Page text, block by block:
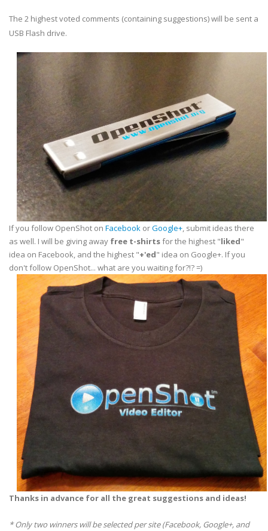
The 2 highest voted comments (containing suggestions) will be sent a
USB Flash drive.
If you follow OpenShot on Facebook orGoogle+, submit ideas there
as well. I will be giving away free t-shirtsfor the highest "liked"
idea on Facebook, and the highest "+'ed" idea on Google+. If you
don't follow OpenShot... what are you waiting for?!? =)
Thanks in advance for all the great suggestions and ideas!
* Only two winners will be selected per site (Facebook, Google+, and